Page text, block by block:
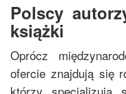
Polscy
książki
Oprócz
ofercie znajdują się